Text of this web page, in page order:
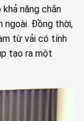
năng chắn
ngoài. Đồng thời,
từ vải có tính
tạo ra một